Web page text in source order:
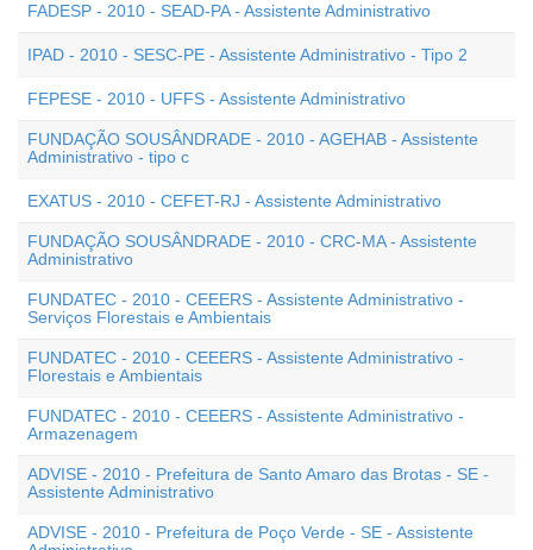
FADESP - 2010 - SEAD-PA - Assistente Administrativo
IPAD - 2010 - SESC-PE - Assistente Administrativo - Tipo 2
FEPESE - 2010 - UFFS - Assistente Administrativo
FUNDAÇÃO SOUSÂNDRADE - 2010 - AGEHAB - Assistente
Administrativo - tipo c
EXATUS - 2010 - CEFET-RJ - Assistente Administrativo
FUNDAÇÃO SOUSÂNDRADE - 2010 - CRC-MA - Assistente
Administrativo
FUNDATEC - 2010 - CEEERS - Assistente Administrativo -
Serviços Florestais e Ambientais
FUNDATEC - 2010 - CEEERS - Assistente Administrativo -
Florestais e Ambientais
FUNDATEC - 2010 - CEEERS - Assistente Administrativo -
Armazenagem
ADVISE - 2010 - Prefeitura de Santo Amaro das Brotas - SE -
Assistente Administrativo
ADVISE - 2010 - Prefeitura de Poço Verde - SE - Assistente